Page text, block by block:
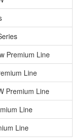
Premium Line
Line
Premium Line
Line
Line